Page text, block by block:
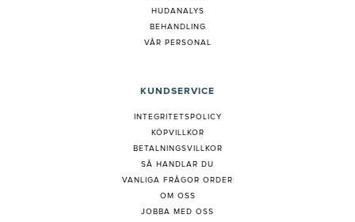
HUDANALYS
BEHANDLING
VÅR PERSONAL
KUNDSERVICE
INTEGRITETSPOLICY
KÖPVILLKOR
BETALNINGSVILLKOR
SÅ HANDLAR DU
VANLIGA FRÅGOR ORDER
OM OSS
JOBBA MED OSS